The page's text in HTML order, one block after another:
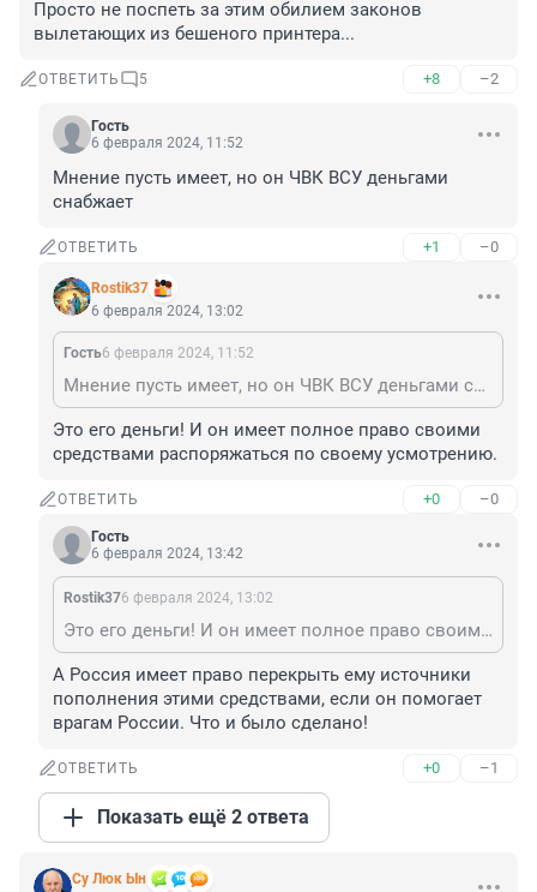
Просто не поспеть за этим обилием законов
вылетающих из бешеного принтера...
ОТВЕТИТЬ 5 +8 –2
Гость
6 февраля 2024, 11:52
Мнение пусть имеет, но он ЧВК ВСУ деньгами
снабжает
ОТВЕТИТЬ +1 –0
Rostik37
6 февраля 2024, 13:02
Гость6 февраля 2024, 11:52
Мнение пусть имеет, но он ЧВК ВСУ деньгами снабжает
Это его деньги! И он имеет полное право своими
средствами распоряжаться по своему усмотрению.
ОТВЕТИТЬ +0 –0
Гость
6 февраля 2024, 13:42
Rostik376 февраля 2024, 13:02
Это его деньги! И он имеет полное право своими средствами распоряжаться по своему усмотрению.
А Россия имеет право перекрыть ему источники
пополнения этими средствами, если он помогает
врагам России. Что и было сделано!
ОТВЕТИТЬ +0 –1
Показать ещё 2 ответа
Су Люк Ын